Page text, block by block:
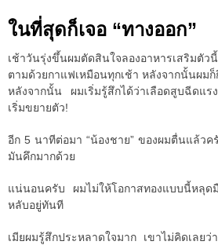
ในที่สุดก็เจอ “ทางออก”
เช้าวันรุ่งขึ้นผมตัดสินใจลองอาหารเสริม
ตามด้วยกาแฟเหมือนทุกเช้า หลังจากนั้นผม
หลังจากนั้น ผมเริ่มรู้สึกได้ว่าเลือดสูบฉีดแร
เริ่มขยายตัว!
อีก 5 นาทีต่อมา “น้องชาย” ของผมตื่นแล้ว
มันคึกมากด้วย
แน่นอนครับ ผมไม่ให้โอกาสทองแบบนี้หลุด
หลับอยู่ทันที
เมียผมรู้สึกประหลาดใจมาก เขาไม่คิดเลยว่